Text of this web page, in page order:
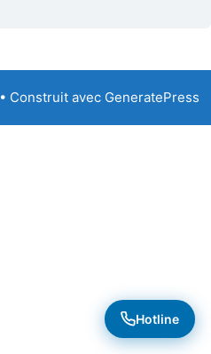
• Construit avec GeneratePress
Hotline